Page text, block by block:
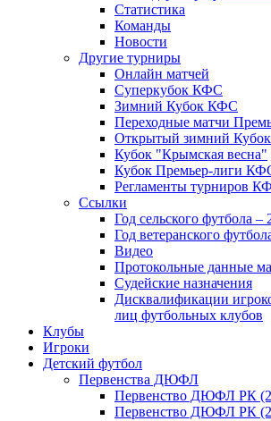
Статистика
Команды
Новости
Другие турниры
Онлайн матчей
Суперкубок КФС
Зимний Кубок КФС
Переходные матчи
Открытый зимний
Кубок "Крымская весна"
Кубок Премьер-лиги
Регламенты турниров
Ссылки
Год сельского футбола –
Год ветеранского
Видео
Протокольные данные
Судейские назначения
Дисквалификации
лиц футбольных клубов
Клубы
Игроки
Детский футбол
Первенства ДЮФЛ
Первенство ДЮФЛ РК
Первенство ДЮФЛ РК